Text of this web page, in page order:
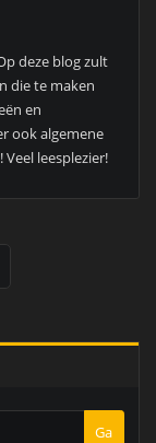
deze blog zult
die te maken
en
ook algemene
leesplezier!
Ga